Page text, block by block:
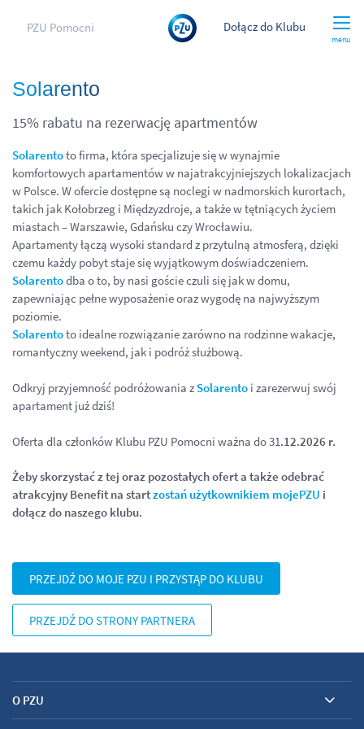
menu
PZU Pomocni Dołącz do Klubu
Solarento
15% rabatu na rezerwację apartmentów
Solarentoto firma, która specjalizuje się w wynajmie
komfortowych apartamentów w najatrakcyjniejszych lokalizacjach
w Polsce. W ofercie dostępne są noclegi w nadmorskich kurortach,
takich jak Kołobrzeg i Międzyzdroje, a także w tętniących życiem
miastach – Warszawie, Gdańsku czy Wrocławiu.
Apartamenty łączą wysoki standard z przytulną atmosferą, dzięki
czemu każdy pobyt staje się wyjątkowym doświadczeniem.
Solarentodba o to, by nasi goście czuli się jak w domu,
zapewniając pełne wyposażenie oraz wygodę na najwyższym
poziomie.
Solarentoto idealne rozwiązanie zarówno na rodzinne wakacje,
romantyczny weekend, jak i podróż służbową.
Odkryj przyjemność podróżowania z Solarento i zarezerwuj swój
apartament już dziś!
Oferta dla członków Klubu PZU Pomocni ważna do 31.12.2026 r.
Żeby skorzystać z tej oraz pozostałych ofert a także odebrać
atrakcyjny Benefit na startzostań użytkownikiem mojePZU i
dołącz do naszego klubu.
PRZEJDŹ DO MOJE PZU I PRZYSTĄP DO KLUBU
PRZEJDŹ DO STRONY PARTNERA
O PZU